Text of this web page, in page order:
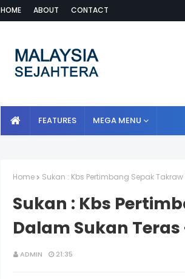
HOME ABOUT CONTACT
FEATURES MEGA MENU
Home Sukan : Kbs Pertimbang Sepak
Sukan : Kbs
Dalam Sukan
ADMIN 21:35